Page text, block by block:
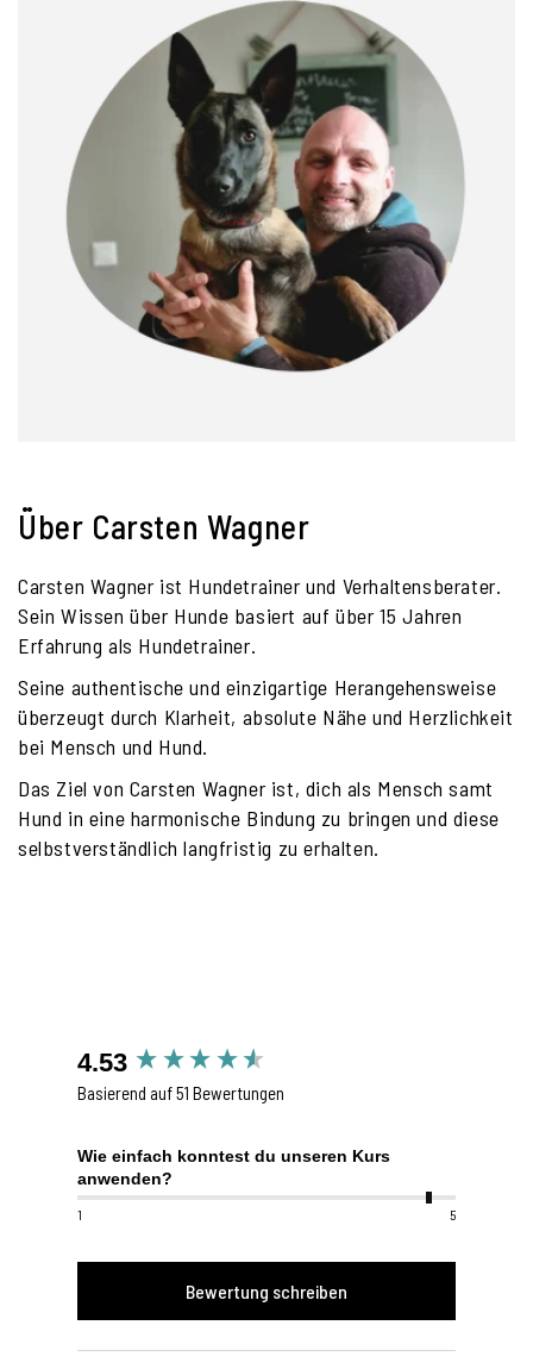
Über Carsten Wagner
Carsten Wagner ist Hundetrainer und Verhaltensberater.
Sein Wissen über Hunde basiert auf über 15 Jahren
Erfahrung als Hundetrainer.
Seine authentische und einzigartige Herangehensweise
überzeugt durch Klarheit, absolute Nähe und Herzlichkeit
bei Mensch und Hund.
Das Ziel von Carsten Wagner ist, dich als Mensch samt
Hund in eine harmonische Bindung zu bringen und diese
selbstverständlich langfristig zu erhalten.
4.53
Basierend auf 51 Bewertungen
Wie einfach konntest du unseren Kurs
anwenden?
1 5
Bewertung schreiben
New content loaded